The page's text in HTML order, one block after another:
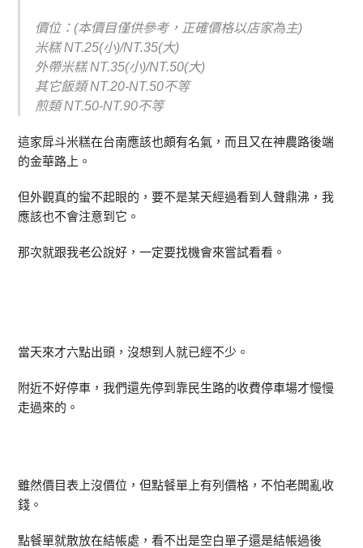
價位：(本價目僅供參考，正確價格以店家為主)
米糕 NT.25(小)/NT.35(大)
外帶米糕 NT.35(小)/NT.50(大)
其它飯類 NT.20-NT.50不等
煎類 NT.50-NT.90不等
這家戽斗米糕在台南應該也頗有名氣，而且又在神農路後端
的金華路上。
但外觀真的蠻不起眼的，要不是某天經過看到人聲鼎沸，我
應該也不會注意到它。
那次就跟我老公說好，一定要找機會來嘗試看看。
當天來才六點出頭，沒想到人就已經不少。
附近不好停車，我們還先停到靠民生路的收費停車場才慢慢
走過來的。
雖然價目表上沒價位，但點餐單上有列價格，不怕老闆亂收
錢。
點餐單就散放在結帳處，看不出是空白單子還是結帳過後